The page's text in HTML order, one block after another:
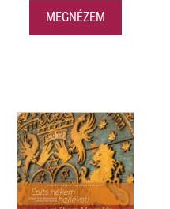
MEGNÉZEM